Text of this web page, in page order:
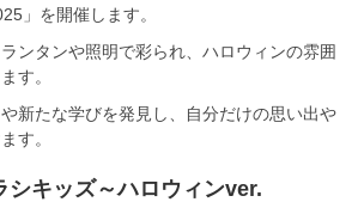
」を開催します。
ンタンや照明で彩られ、ハロウィンの雰囲
す。
新たな学びを発見し、自分だけの思い出や
す。
シキッズ～ハロウィンver.